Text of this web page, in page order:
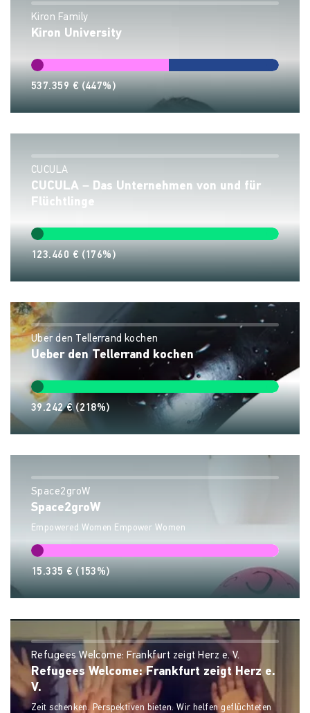
Kiron Family
Kiron University
537.359 € (447%)
CUCULA
CUCULA – Das Unternehmen von und für
Flüchtlinge
123.460 € (176%)
Über den Tellerrand kochen
Ueber den Tellerrand kochen
39.242 € (218%)
Space2groW
Space2groW
Empowered Women Empower Women
15.335 € (153%)
Refugees Welcome: Frankfurt zeigt Herz e. V.
Refugees Welcome: Frankfurt zeigt Herz e.
V.
Zeit schenken. Perspektiven bieten. Wir helfen geflüchteten